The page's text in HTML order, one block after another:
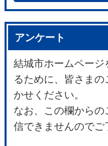
アンケート
結城市ホームペー
るために、皆さま
かせください。
なお、この欄から
信できませんのでご